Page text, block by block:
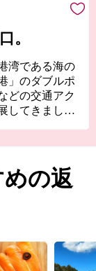
。
湾である海の
」のダブルポ
どの交通アク
してきまし
ームを持つ世
あり、豊かな
の返